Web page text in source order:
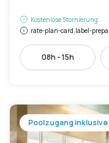
Kostenlose Stornierung
rate-plan-card.label-
08h - 15h
Poolzugang inklusive